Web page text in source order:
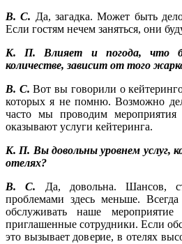
В. С. Да, загадка. Может быть
Если гостям нечем заняться, они
К. П. Влияет и погода, что
количестве, зависит от того
В. С. Вот вы говорили о
которых я не помню. Возможно
часто мы проводим
оказывают услуги кейтеринга.
К. П. Вы довольны уровнем услуг,
отелях?
В. С. Да, довольна. Шансов,
проблемами здесь меньше. Всегда
обслуживать наше
приглашенные сотрудники. Если
это вызывает доверие, в отелях